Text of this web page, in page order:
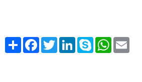
Share FacebookTwitterLinkedInSkype WhatsApp